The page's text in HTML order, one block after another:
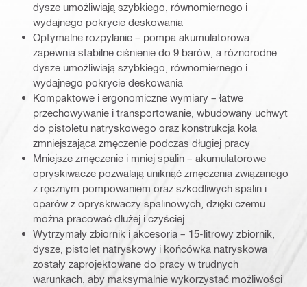
dysze umożliwiają szybkiego, równomiernego i
wydajnego pokrycie deskowania
Optymalne rozpylanie – pompa akumulatorowa
zapewnia stabilne ciśnienie do 9 barów, a różnorodne
dysze umożliwiają szybkiego, równomiernego i
wydajnego pokrycie deskowania
Kompaktowe i ergonomiczne wymiary – łatwe
przechowywanie i transportowanie, wbudowany uchwyt
do pistoletu natryskowego oraz konstrukcja koła
zmniejszająca zmęczenie podczas długiej pracy
Mniejsze zmęczenie i mniej spalin – akumulatorowe
opryskiwacze pozwalają uniknąć zmęczenia związanego
z ręcznym pompowaniem oraz szkodliwych spalin i
oparów z opryskiwaczy spalinowych, dzięki czemu
można pracować dłużej i czyściej
Wytrzymały zbiornik i akcesoria – 15-litrowy zbiornik,
dysze, pistolet natryskowy i końcówka natryskowa
zostały zaprojektowane do pracy w trudnych
warunkach, aby maksymalnie wykorzystać możliwości